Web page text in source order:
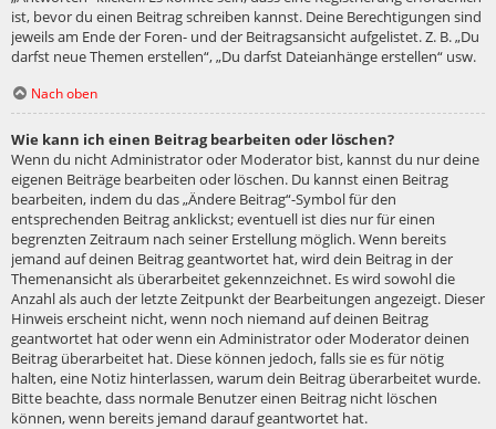
ist, bevor du einen Beitrag schreiben kannst. Deine Berechtigungen sind
jeweils am Ende der Foren- und der Beitragsansicht aufgelistet. Z. B. „Du
darfst neue Themen erstellen“, „Du darfst Dateianhänge erstellen“ usw.
Nach oben
Wie kann ich einen Beitrag bearbeiten oder löschen?
Wenn du nicht Administrator oder Moderator bist, kannst du nur deine
eigenen Beiträge bearbeiten oder löschen. Du kannst einen Beitrag
bearbeiten, indem du das „Ändere Beitrag“-Symbol für den
entsprechenden Beitrag anklickst; eventuell ist dies nur für einen
begrenzten Zeitraum nach seiner Erstellung möglich. Wenn bereits
jemand auf deinen Beitrag geantwortet hat, wird dein Beitrag in der
Themenansicht als überarbeitet gekennzeichnet. Es wird sowohl die
Anzahl als auch der letzte Zeitpunkt der Bearbeitungen angezeigt. Dieser
Hinweis erscheint nicht, wenn noch niemand auf deinen Beitrag
geantwortet hat oder wenn ein Administrator oder Moderator deinen
Beitrag überarbeitet hat. Diese können jedoch, falls sie es für nötig
halten, eine Notiz hinterlassen, warum dein Beitrag überarbeitet wurde.
Bitte beachte, dass normale Benutzer einen Beitrag nicht löschen
können, wenn bereits jemand darauf geantwortet hat.